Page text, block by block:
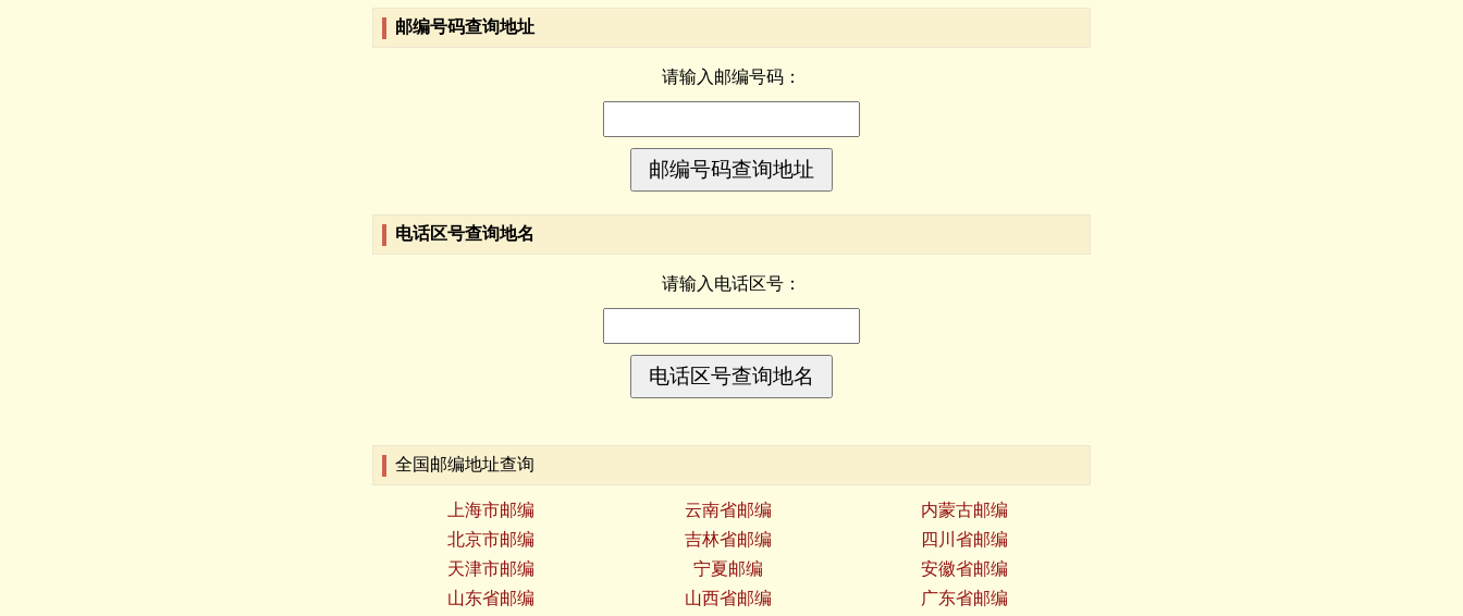
邮编号码查询地址
请输入邮编号码：
电话区号查询地名
请输入电话区号：
全国邮编地址查询
上海市邮编 云南省邮编
内蒙古邮编
北京市邮编
吉林省邮编
四川省邮编
天津市邮编
宁夏邮编
安徽省邮编
山东省邮编
山西省邮编
广东省邮编